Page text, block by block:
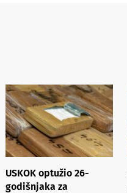
USKOK optužio 26-
godišnjaka za